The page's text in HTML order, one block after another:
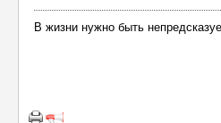
В жизни нужно быть